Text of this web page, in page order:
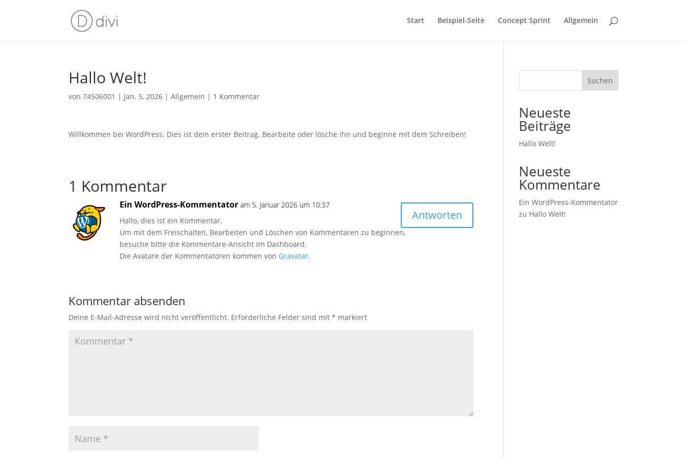
Start Beispiel-Seite Concept Sprint Allgemein
Hallo Welt!
von74506001 | Jan. 5, 2026 |Allgemein | 1 Kommentar
Willkommen bei WordPress. Dies ist dein erster Beitrag. Bearbeite oder lösche ihn und beginne mit dem Schreiben!
1 Kommentar
Ein WordPress-Kommentator am 5. Januar 2026 um 10:37
Hallo, dies ist ein Kommentar.
Um mit dem Freischalten, Bearbeiten und Löschen von Kommentaren zu beginnen,
besuche bitte die Kommentare-Ansicht im Dashboard.
Die Avatare der Kommentatoren kommen von Gravatar.
Antworten
Kommentar absenden
Deine E-Mail-Adresse wird nicht veröffentlicht. Erforderliche Felder sind mit* markiert
Suchen
Neueste
Beiträge
Hallo Welt!
Neueste
Kommentare
Ein WordPress-Kommentator
zu Hallo Welt!